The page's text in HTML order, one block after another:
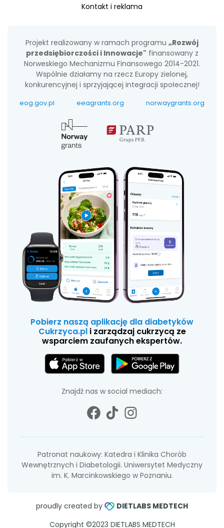
Kontakt i reklama
Projekt realizowany w ramach programu „Rozwój
przedsiębiorczości i Innowacje" finansowany z
Norweskiego Mechanizmu Finansowego 2014-2021.
Wspólnie działamy na rzecz Europy zielonej,
konkurencyjnej i sprzyjającej integracji społecznej!
eog.gov.pl eeagrants.org norwaygrants.org
Pobierz naszą aplikację dla diabetyków
Cukrzyca.pli zarządzaj cukrzycą ze
wsparciem zaufanych ekspertów.
Znajdź nas w social mediach:
Patronat naukowy: Katedra i Klinika Chorób
Wewnętrznych i Diabetologii. Uniwersytet Medyczny
im. K. Marcinkowskiego w Poznaniu.
proudly created by
DIETLABS MEDTECH
Copyright ©2023 DIETLABS MEDTECH